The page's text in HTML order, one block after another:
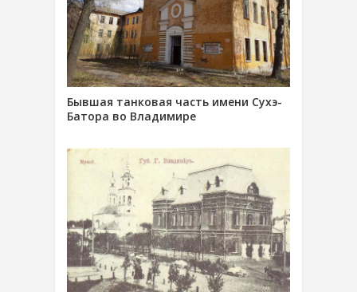
Бывшая танковая часть имени Сухэ-
Батора во Владимире